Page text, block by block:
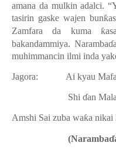
amana da mulkin adalci.
tasirin gaske wajen bunƙ
Zamfara da kuma ƙ
bakandammiya. Narambaɗ
muhimmancin ilmi inda
Jagora: Ai kyau
Shi ɗan
Amshi Sai zuba waƙa nikai
(Narambaɗ